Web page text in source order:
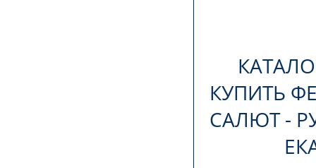
КУПИТЬ
САЛЮТ -